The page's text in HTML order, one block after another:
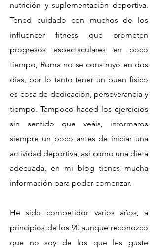
nutrición y suplementación deportiva.
Tened cuidado con muchos de los
influencer fitness que prometen
progresos espectaculares en poco
tiempo, Roma no se construyó en dos
días, por lo tanto tener un buen físico
es cosa de dedicación, perseverancia y
tiempo. Tampoco haced los ejercicios
sin sentido que veáis, informaros
siempre un poco antes de iniciar una
actividad deportiva, así como una dieta
adecuada, en mi blog tienes mucha
información para poder comenzar.
He sido competidor varios años, a
principios de los 90 aunque reconozco
que no soy de los que les guste